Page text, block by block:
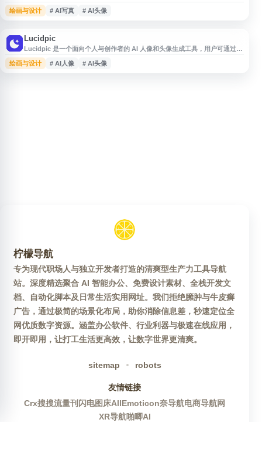
工智能技术的头像、写真或个性化视觉内容生成服务。用户可通过在线工具制
作不同风格的数字形象，适用于个人头像、社交展示、创意设计等场景。网站
绘画与设计 # AI写真 # AI头像
Lucidpic
Lucidpic 是一个面向个人与创作者的 AI 人像和头像生成工具，用户可通过上
传照片或输入提示词生成多种风格的虚拟人物图像。网站支持用于社交媒体头
像、个人品牌展示、内容创作和设计参考等场景，提供简洁的在线生成流程，
绘画与设计 # AI人像 # AI头像
柠檬导航
专为现代职场人与独立开发者打造的清爽型生产力工具导航
站。深度精选聚合 AI 智能办公、免费设计素材、全栈开发文
档、自动化脚本及日常生活实用网址。我们拒绝臃肿与牛皮癣
广告，通过极简的场景化布局，助你消除信息差，秒速定位全
网优质数字资源。涵盖办公软件、行业利器与极速在线应用，
即开即用，让打工生活更高效，让数字世界更清爽。
sitemap robots
友情链接
Crx搜搜流量刊 闪电图床AllEmoticon奈导航电商导航网
XR导航啪唧AI